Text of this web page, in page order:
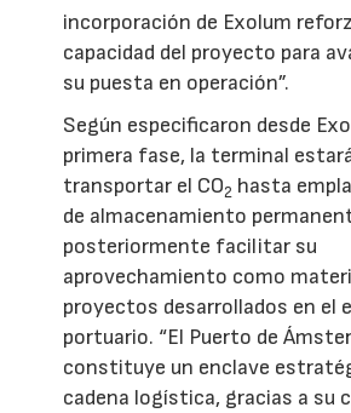
incorporación de Exolum
capacidad del proyecto para
su puesta en operación”.
Según especificaron desde
primera fase, la terminal
transportar el CO2 hasta
de almacenamiento
posteriormente facilitar su
aprovechamiento como
proyectos desarrollados en el
portuario. “El Puerto de
constituye un enclave
cadena logística, gracias a su